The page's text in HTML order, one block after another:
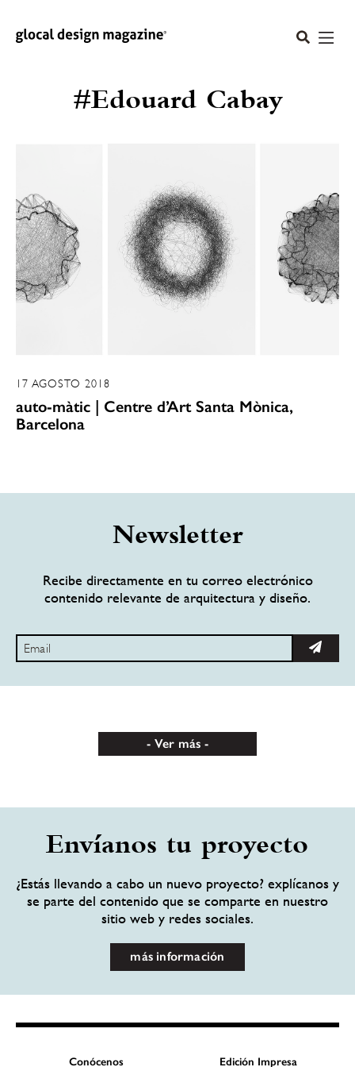
#Edouard Cabay
17 AGOSTO 2018
auto-màtic | Centre d’Art Santa Mònica,
Barcelona
Newsletter
Recibe directamente en tu correo electrónico
contenido relevante de arquitectura y diseño.
Ver más
Envíanos tu proyecto
¿Estás llevando a cabo un nuevo proyecto? explícanos y
se parte del contenido que se comparte en nuestro
sitio web y redes sociales.
más información
Conócenos Edición Impresa